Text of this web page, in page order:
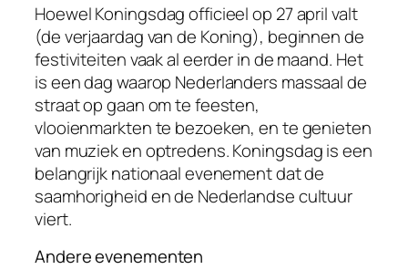
Hoewel Koningsdag officieel op 27 april valt
(de verjaardag van de Koning), beginnen de
festiviteiten vaak al eerder in de maand. Het
is een dag waarop Nederlanders massaal de
straat op gaan om te feesten,
vlooienmarkten te bezoeken, en te genieten
van muziek en optredens. Koningsdag is een
belangrijk nationaal evenement dat de
saamhorigheid en de Nederlandse cultuur
viert.
Andere evenementen